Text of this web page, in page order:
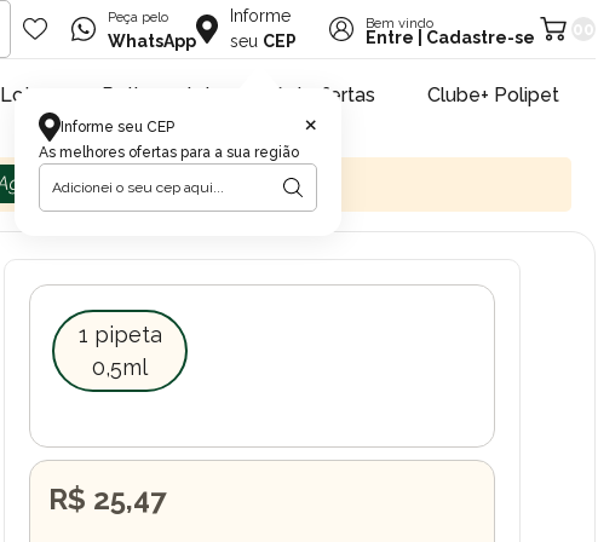
Peça pelo
WhatsApp
Informe
seu CEP
Informe seu CEP
As melhores ofertas para a sua região
×
Bem vindo
Entre Cadastre-se
Lojas Retire na loja Pet ofertas Clube+ Polipet
1 pipeta
0,5ml
R$ 25,47